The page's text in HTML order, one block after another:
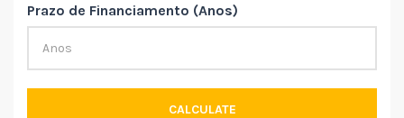
Prazo de Financiamento (Anos)
CALCULATE